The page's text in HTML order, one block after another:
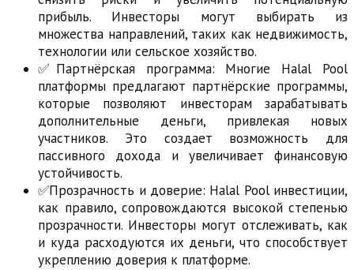
прибыль. Инвесторы могут выбирать из
множества направлений, таких как недвижимость,
технологии или сельское хозяйство.
✅Партнёрская программа: Многие Halal Pool
платформы предлагают партнёрские программы,
которые позволяют инвесторам зарабатывать
дополнительные деньги, привлекая новых
участников. Это создает возможность для
пассивного дохода и увеличивает финансовую
устойчивость.
✅Прозрачность и доверие: Halal Pool инвестиции,
как правило, сопровождаются высокой степенью
прозрачности. Инвесторы могут отслеживать, как
и куда расходуются их деньги, что способствует
укреплению доверия к платформе.